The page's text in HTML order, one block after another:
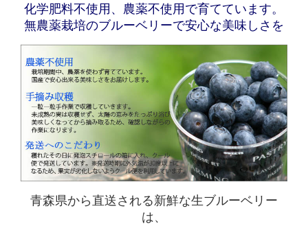
化学肥料不使用、 農薬不使用 で育てています。
無農薬栽培のブルーベリーで安心な美味しさを
青森県から直送される新鮮な生ブルーベリー
は、